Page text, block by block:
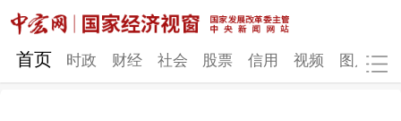
网站地图
首页 时政 财经 社会 股票 信用 视频 图片